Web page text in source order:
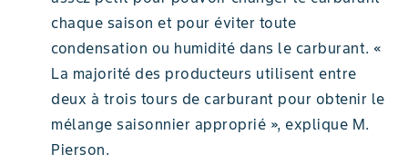
chaque saison et pour éviter toute
condensation ou humidité dans le carburant. «
La majorité des producteurs utilisent entre
deux à trois tours de carburant pour obtenir le
mélange saisonnier approprié », explique M.
Pierson.